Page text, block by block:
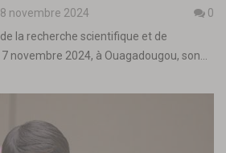
8 novembre 2024
0
de la recherche scientifique et de
novembre 2024, à Ouagadougou, son…